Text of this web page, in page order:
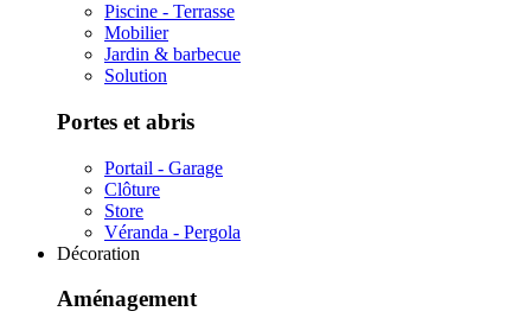
Piscine - Terrasse
Mobilier
Jardin & barbecue
Solution
Portes et abris
Portail - Garage
Clôture
Store
Véranda - Pergola
Décoration
Aménagement